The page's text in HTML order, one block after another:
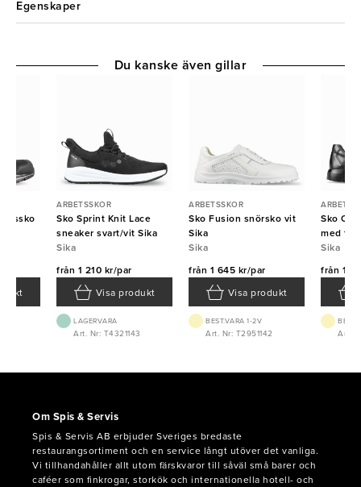
Egenskaper
ARBETSSKOR
Sko Sprint Knit Lace
sneaker svart/vit Sika
Sika
från 1 210 kr/par
Visa produkt
LAGERVARA
Art. Nr: T4321143
ARBETSSKOR
Sko Fusion snörsko vit
Sika
Sika
från 1 645 kr/par
Visa produkt
BEST.VARA 1-2V
Art. Nr: T2951142
Sko
med
Sika
från 1
Art.
Du kanske även gillar
Om Spis & Servis
Spis & Servis AB erbjuder Sveriges bredaste
restaurangsortiment och en service långt utöver det vanliga.
Vi tillhandahåller allt utom färskvaror till såväl små barer och
caféer som finkrogar, storkök och internationella hotell- och